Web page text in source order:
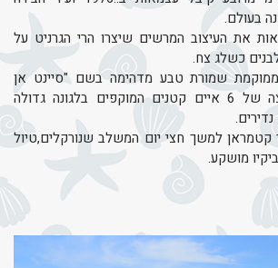
בעולם.
את העיצוב המרשים שיצרו הרי הגרניט על
כשלג צח.
שמורת טבע מדהימה בשם "סיינט אן
מארין" הכוללת קבוצה של 6 איים קטנים המוקפים בלגונה גדולה
קטמראן למשך חצי יום המשלב שנורקלים,טיול
מושקע.